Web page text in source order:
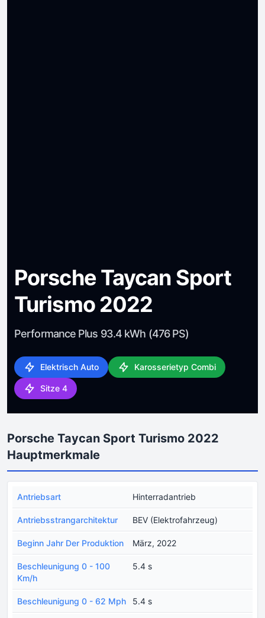
Porsche Taycan Sport
Turismo 2022
Performance Plus 93.4 kWh (476 PS)
Elektrisch Auto Karosserietyp Combi
Sitze 4
Porsche Taycan Sport Turismo 2022
Hauptmerkmale
Antriebsart Hinterradantrieb
Antriebsstrangarchitektur BEV (Elektrofahrzeug)
Beginn Jahr Der Produktion März, 2022
Beschleunigung 0 - 100
Km/h
5.4 s
Beschleunigung 0 - 62 Mph 5.4 s